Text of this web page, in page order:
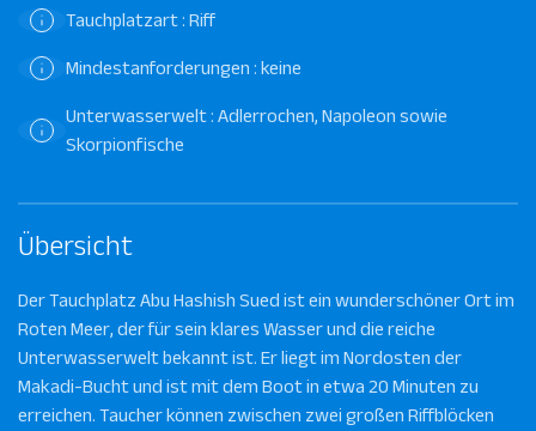
Tauchplatzart : Riff
Mindestanforderungen : keine
Unterwasserwelt : Adlerrochen, Napoleon sowie
Skorpionfische
Übersicht
Der Tauchplatz Abu Hashish Sued ist ein wunderschöner Ort im
Roten Meer, der für sein klares Wasser und die reiche
Unterwasserwelt bekannt ist. Er liegt im Nordosten der
Makadi-Bucht und ist mit dem Boot in etwa 20 Minuten zu
erreichen. Taucher können zwischen zwei großen Riffblöcken